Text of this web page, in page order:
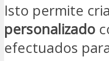
Isto permite
personalizado
efectuados